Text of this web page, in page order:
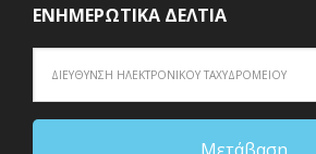
ΕΝΗΜΕΡΩΤΙΚΆ ΔΕΛΤΊΑ